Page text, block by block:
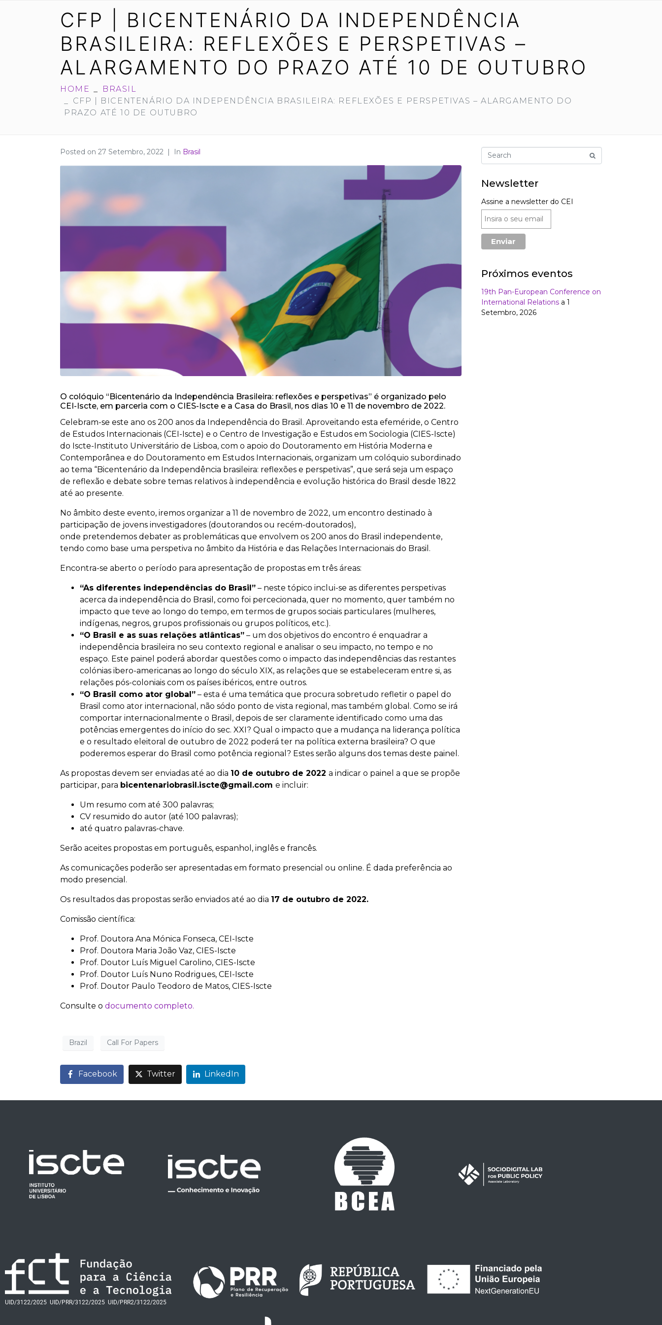
CFP | BICENTENÁRIO DA INDEPENDÊNCIA
BRASILEIRA: REFLEXÕES E PERSPETIVAS –
ALARGAMENTO DO PRAZO ATÉ 10 DE OUTUBRO
HOME
BRASIL
CFP | BICENTENÁRIO DA INDEPENDÊNCIA BRASILEIRA: REFLEXÕES E PERSPETIVAS – ALARGAMENTO DO
PRAZO ATÉ 10 DE OUTUBRO
Posted on 27 Setembro, 2022 In Brasil
O colóquio “Bicentenário da Independência Brasileira: reflexões e perspetivas” é organizado pelo
CEI-Iscte, em parceria com o CIES-Iscte e a Casa do Brasil, nos dias 10 e 11 de novembro de 2022.
Celebram-se este ano os 200 anos da Independência do Brasil. Aproveitando esta efeméride, o Centro
de Estudos Internacionais (CEI-Iscte) e o Centro de Investigação e Estudos em Sociologia (CIES-Iscte)
do Iscte-Instituto Universitário de Lisboa, com o apoio do Doutoramento em História Moderna e
Contemporânea e do Doutoramento em Estudos Internacionais, organizam um colóquio subordinado
ao tema “Bicentenário da Independência brasileira: reflexões e perspetivas”, que será seja um espaço
de reflexão e debate sobre temas relativos à independência e evolução histórica do Brasil desde 1822
até ao presente.
No âmbito deste evento, iremos organizar a 11 de novembro de 2022, um encontro destinado à
participação de jovens investigadores (doutorandos ou recém-doutorados),
onde pretendemos debater as problemáticas que envolvem os 200 anos do Brasil independente,
tendo como base uma perspetiva no âmbito da História e das Relações Internacionais do Brasil.
Encontra-se aberto o período para apresentação de propostas em três áreas:
“As diferentes independências do Brasil” – neste tópico inclui-se as diferentes perspetivas
acerca da independência do Brasil, como foi percecionada, quer no momento, quer também no
impacto que teve ao longo do tempo, em termos de grupos sociais particulares (mulheres,
indígenas, negros, grupos profissionais ou grupos políticos, etc.).
“O Brasil e as suas relações atlânticas” – um dos objetivos do encontro é enquadrar a
independência brasileira no seu contexto regional e analisar o seu impacto, no tempo e no
espaço. Este painel poderá abordar questões como o impacto das independências das restantes
colónias ibero-americanas ao longo do século XIX, as relações que se estabeleceram entre si, as
relações pós-coloniais com os países ibéricos, entre outros.
“O Brasil como ator global” – esta é uma temática que procura sobretudo refletir o papel do
Brasil como ator internacional, não sódo ponto de vista regional, mas também global. Como se irá
comportar internacionalmente o Brasil, depois de ser claramente identificado como uma das
potências emergentes do início do sec. XXI? Qual o impacto que a mudança na liderança política
e o resultado eleitoral de outubro de 2022 poderá ter na política externa brasileira? O que
poderemos esperar do Brasil como potência regional? Estes serão alguns dos temas deste painel.
As propostas devem ser enviadas até ao dia 10 de outubro de 2022 a indicar o painel a que se propõe
participar, para bicentenariobrasil.iscte@gmail.com e incluir:
Um resumo com até 300 palavras;
CV resumido do autor (até 100 palavras);
até quatro palavras-chave.
Serão aceites propostas em português, espanhol, inglês e francês.
As comunicações poderão ser apresentadas em formato presencial ou online. É dada preferência ao
modo presencial.
Os resultados das propostas serão enviados até ao dia 17 de outubro de 2022.
Comissão científica:
Prof. Doutora Ana Mónica Fonseca, CEI-Iscte
Prof. Doutora Maria João Vaz, CIES-Iscte
Prof. Doutor Luís Miguel Carolino, CIES-Iscte
Prof. Doutor Luís Nuno Rodrigues, CEI-Iscte
Prof. Doutor Paulo Teodoro de Matos, CIES-Iscte
Consulte o documento completo.
Brazil Call For Papers
Facebook Twitter LinkedIn
Newsletter
Assine a newsletter do CEI
Próximos eventos
19th Pan-European Conference on
International Relations a 1
Setembro, 2026
UID/3122/2025 UID/PRR/3122/2025 UID/PRR2/3122/2025